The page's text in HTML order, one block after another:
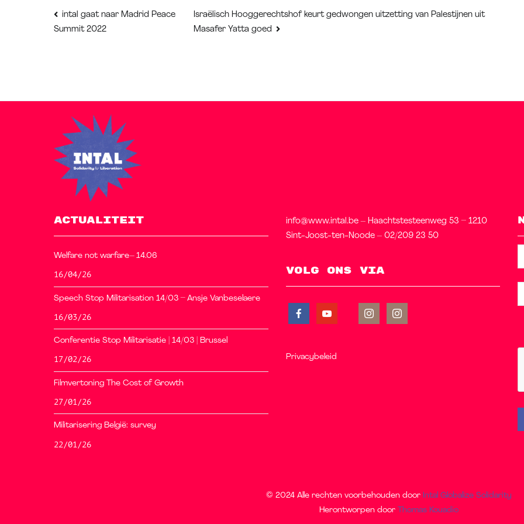
Bericht
intal gaat naar Madrid Peace
Summit 2022
Israëlisch Hooggerechtshof keurt gedwongen uitzetting van Palestijnen uit
Masafer Yatta goed
ACTUALITEIT
Welfare not warfare– 14.06
16/04/26
Speech Stop Militarisation 14/03 – Ansje Vanbeselaere
16/03/26
Conferentie Stop Militarisatie | 14/03 | Brussel
17/02/26
Filmvertoning The Cost of Growth
27/01/26
Militarisering België: survey
22/01/26
info@www.intal.be – Haachtstesteenweg 53 – 1210
Sint-Joost-ten-Noode – 02/209 23 50
Volg ons via
Privacybeleid
© 2024 Alle rechten voorbehouden door Intal Globalize Solidarity
Herontworpen door Thomas Kouadio